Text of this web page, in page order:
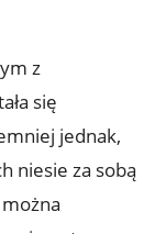
z
się
jednak,
niesie ​za sobą